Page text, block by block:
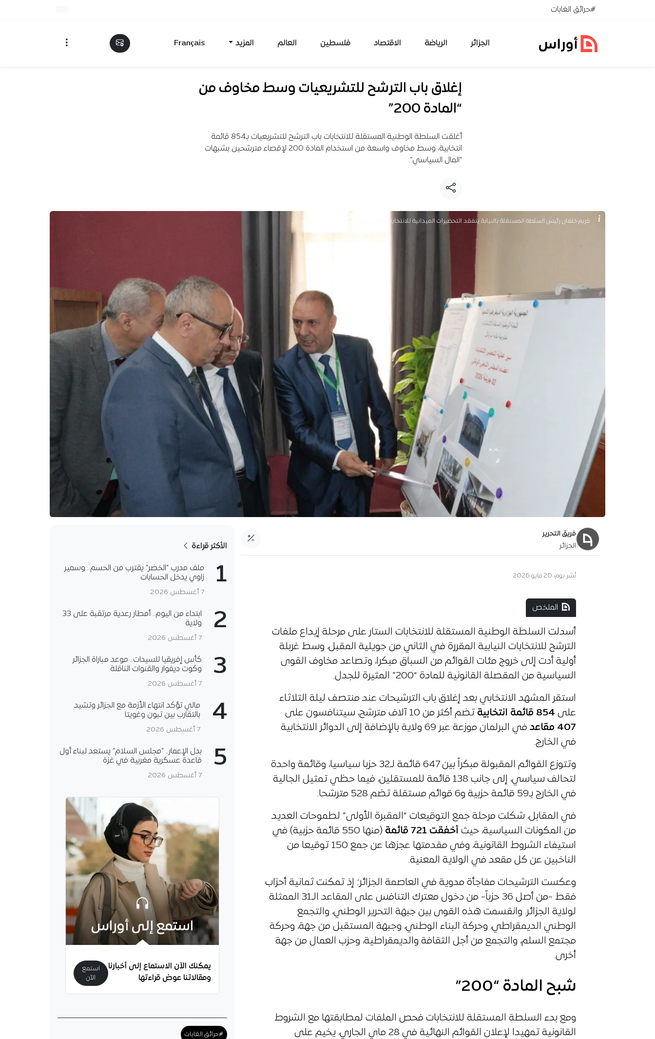
تخطي إلى المحتوى#حرائق الغابات
الجزائر الرياضة الاقتصاد فلسطين العالم المزيد Français
إغلاق باب الترشح للتشريعيات وسط مخاوف من
“المادة 200”
أغلقت السلطة الوطنية المستقلة للانتخابات باب الترشح للتشريعيات بـ854 قائمة
انتخابية، وسط مخاوف واسعة من استخدام المادة 200 لإقصاء مترشحين بشبهات
“المال السياسي”.
كريم خلفان رئيس السلطة المستقلة بالنيابة يتفقد التحضيرات الميدانية للانتخابات التشريعية
فريق التحرير
الجزائر
نُشر يوم: 20 مايو 2026
الملخص
أسدلت السلطة الوطنية المستقلة للانتخابات الستار على مرحلة إيداع ملفات
الترشح للانتخابات النيابية المقررة في الثاني من جويلية المقبل، وسط غربلة
أولية أدت إلى خروج مئات القوائم من السباق مبكرا، وتصاعد مخاوف القوى
السياسية من المقصلة القانونية للمادة “200” المثيرة للجدل.
استقر المشهد الانتخابي بعد إغلاق باب الترشيحات عند منتصف ليلة الثلاثاء
على 854 قائمة انتخابية تضم أكثر من 10 آلاف مترشح، سيتنافسون على
407 مقاعد
في البرلمان موزعة عبر 69 ولاية بالإضافة إلى الدوائر الانتخابية
في الخارج.
وتتوزع القوائم المقبولة مبكراً بين 647 قائمة لـ32 حزبا سياسيا، وقائمة واحدة
لتحالف سياسي، إلى جانب 138 قائمة للمستقلين، فيما حظي تمثيل الجالية
في الخارج بـ59 قائمة حزبية و6 قوائم مستقلة تضم 528 مترشحا.
في المقابل، شكلت مرحلة جمع التوقيعات “المقبرة الأولى” لطموحات العديد
من المكونات السياسية، حيث أخفقت 721 قائمة
(منها 550 قائمة حزبية) في
استيفاء الشروط القانونية، وفي مقدمتها عجزها عن جمع 150 توقيعا من
الناخبين عن كل مقعد في الولاية المعنية.
وعكست الترشيحات مفاجأة مدوية في العاصمة الجزائر؛ إذ تمكنت ثمانية أحزاب
فقط -من أصل 36 حزباً- من دخول معترك التنافس على المقاعد الـ31 الممثلة
لولاية الجزائر. وانقسمت هذه القوى بين جبهة التحرير الوطني، والتجمع
الوطني الديمقراطي، وحركة البناء الوطني، وجبهة المستقبل من جهة، وحركة
مجتمع السلم، والتجمع من أجل الثقافة والديمقراطية، وحزب العمال من جهة
أخرى.
شبح المادة “200”
ومع بدء السلطة المستقلة للانتخابات فحص الملفات لمطابقتها مع الشروط
القانونية تمهيدا لإعلان القوائم النهائية في 28 ماي الجاري، يخيم على
الأكثر قراءة
1
ملف مدرب “الخضر” يقترب من الحسم.. وسمير
زاوي يدخل الحسابات
7 أغسطس 2026
2
ابتداء من اليوم.. أمطار رعدية مرتقبة على 33
ولاية
7 أغسطس 2026
3
كأس إفريقيا للسيدات.. موعد مباراة الجزائر
وكوت ديفوار والقنوات الناقلة
7 أغسطس 2026
4
مالي تؤكد انتهاء الأزمة مع الجزائر وتشيد
بالتقارب بين تبون وغويتا
7 أغسطس 2026
5
بدل الإعمار.. “مجلس السلام” يستعد لبناء أول
قاعدة عسكرية مغربية في غزة
7 أغسطس 2026
استمع إلى أوراس
يمكنك الآن الاستماع إلى أخبارنا
ومقالاتنا عوض قراءتها
استمع
الآن
#حرائق الغابات